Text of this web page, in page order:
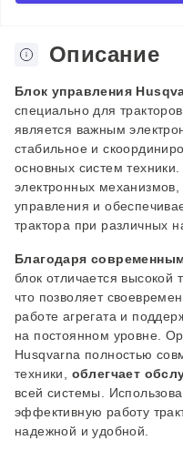
Описание
Блок управления
специально для
является важным
стабильное и
основных систем
электронных механизмов,
управления и
трактора при различных
Благодаря
блок отличается высокой
что позволяет
работе агрегата и
на постоянном уровне.
Husqvarna полностью
техники, облегчает
всей системы.
эффективную работу
надежной и удобной.